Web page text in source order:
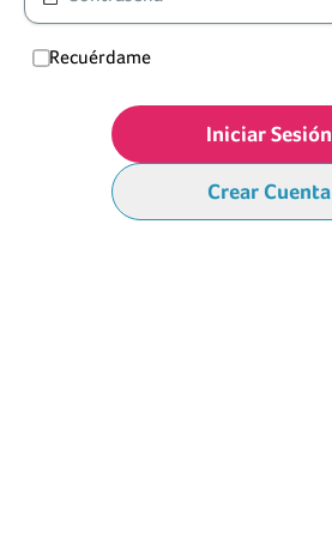
Recuérdame
Iniciar Sesión
Crear Cuenta